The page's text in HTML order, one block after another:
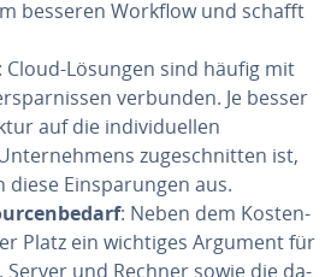
besseren Workflow und schafft
: Cloud-Lösungen sind häufig mit
verbunden. Je besser
auf die in­di­vi­du­el­len
zu­ge­schnit­ten ist,
Ein­spa­run­gen aus.
: Neben dem Kos­ten­
Platz ein wichtiges Argument für
Server und Rechner sowie die da­